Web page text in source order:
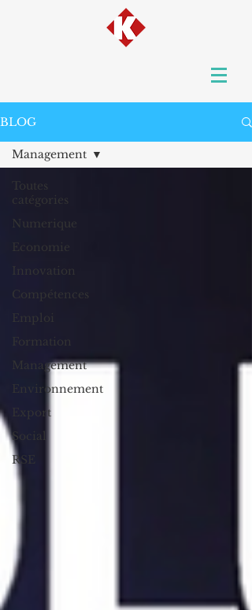
BLOG
Toutes
catégories
Numerique
Economie
Innovation
Compétences
Emploi
Formation
Management
Environnement
Export
Social
RSE
Management